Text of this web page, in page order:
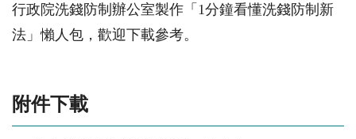
行政院洗錢防制辦公室製作「1分鐘看懂洗錢防制新
法」懶人包，歡迎下載參考。
附件下載